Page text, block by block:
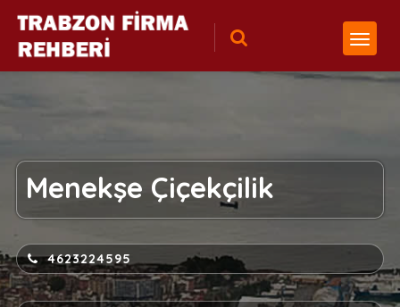
Menekşe Çiçekçilik
4623224595